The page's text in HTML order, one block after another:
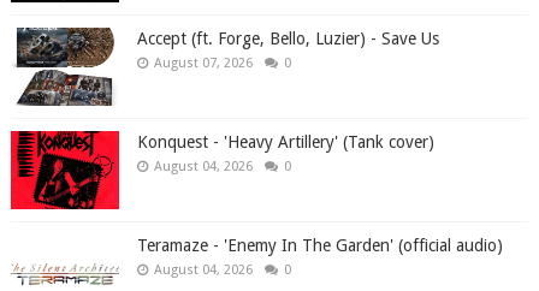
Accept (ft. Forge, Bello, Luzier) - Save Us
August 07, 2026 0
Konquest - 'Heavy Artillery' (Tank cover)
August 04, 2026 0
Teramaze - 'Enemy In The Garden' (official audio)
August 04, 2026 0